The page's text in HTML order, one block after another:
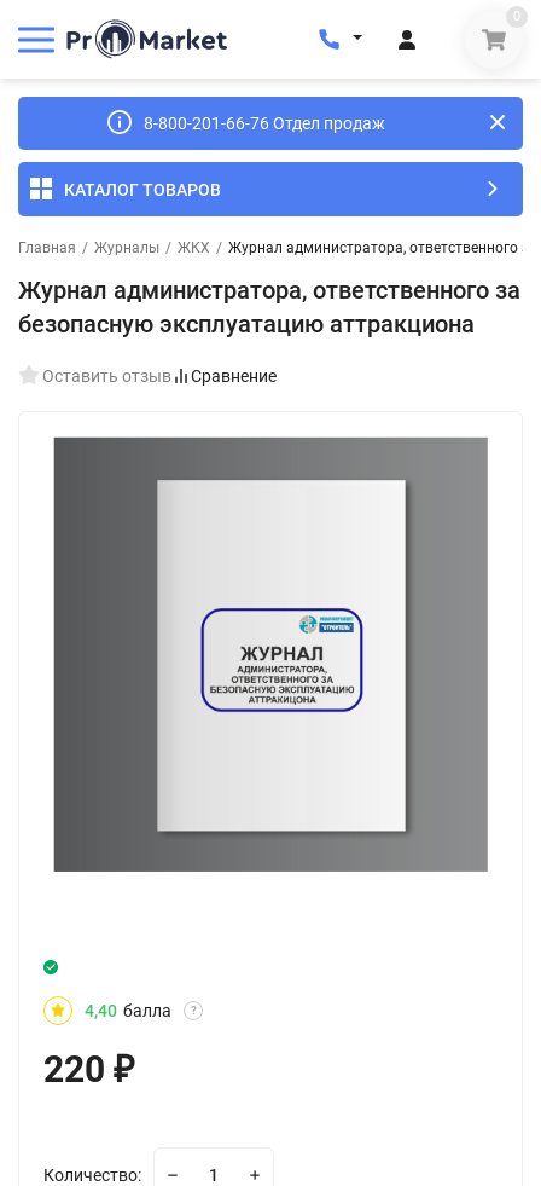
0
8-800-201-66-76 Отдел продаж
КАТАЛОГ ТОВАРОВ
Главная / Журналы / ЖКХ / Журнал администратора, ответственного
Журнал администратора, ответственного за
безопасную эксплуатацию аттракциона
Оставить отзыв Сравнение
4,40 балла ?
220 ₽
Количество: